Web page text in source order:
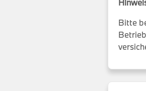
Bitte